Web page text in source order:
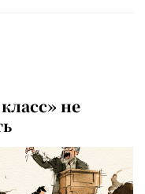
не